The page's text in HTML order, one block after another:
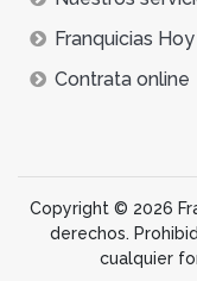
Franquicias
Contrata online
Copyright © 2026
derechos.
cualquier